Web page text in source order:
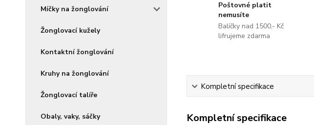
Míčky na žonglování
Žonglovací kužely
Kontaktní žonglování
Kruhy na žonglování
Žonglovací talíře
Obaly, vaky, sáčky
Poštovné platit
nemusíte
Balíčky nad 1500,- Kč
lifrujeme zdarma
Kompletní specifikace
Kompletní specifikace